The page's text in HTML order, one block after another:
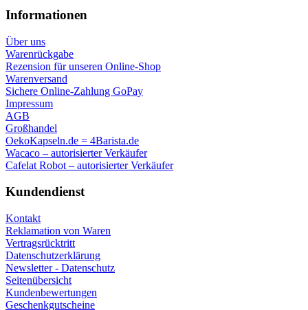
Informationen
Über uns
Warenrückgabe
Rezension für unseren Online-Shop
Warenversand
Sichere Online-Zahlung GoPay
Impressum
AGB
Großhandel
OekoKapseln.de = 4Barista.de
Wacaco – autorisierter Verkäufer
Cafelat Robot – autorisierter Verkäufer
Kundendienst
Kontakt
Reklamation von Waren
Vertragsrücktritt
Datenschutzerklärung
Newsletter - Datenschutz
Seitenübersicht
Kundenbewertungen
Geschenkgutscheine